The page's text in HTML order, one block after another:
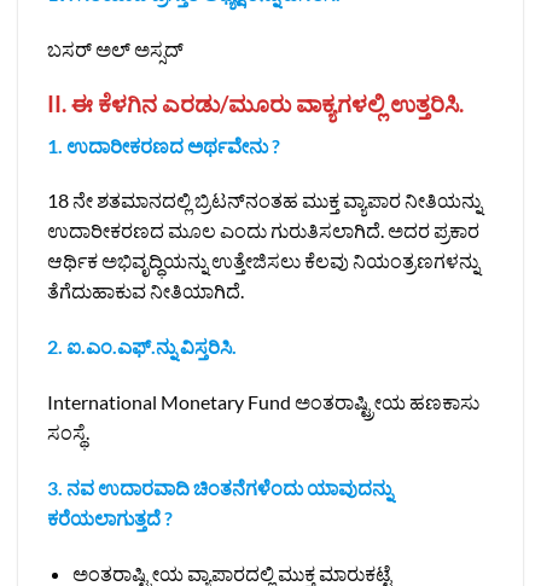
ಬಸರ್‌ ಅಲ್‌ ಅಸ್ಸದ್
II. ಈ ಕೆಳಗಿನ ಎರಡು/ಮೂರು ವಾಕ್ಯಗಳಲ್ಲಿ ಉತ್ತರಿಸಿ.
1. ಉದಾರೀಕರಣದ ಅರ್ಥವೇನು ?
18 ನೇ ಶತಮಾನದಲ್ಲಿ ಬ್ರಿಟನ್‌ನಂತಹ ಮುಕ್ತ ವ್ಯಾಪಾರ ನೀತಿಯನ್ನು
ಉದಾರೀಕರಣದ ಮೂಲ ಎಂದು ಗುರುತಿಸಲಾಗಿದೆ. ಅದರ ಪ್ರಕಾರ
ಆರ್ಥಿಕ ಅಭಿವೃದ್ಧಿಯನ್ನು ಉತ್ತೇಜಿಸಲು ಕೆಲವು ನಿಯಂತ್ರಣಗಳನ್ನು
ತೆಗೆದುಹಾಕುವ ನೀತಿಯಾಗಿದೆ.
2. ಐ.ಎಂ.ಎಫ್.ನ್ನು ವಿಸ್ತರಿಸಿ.
International Monetary Fund ಅಂತರಾಷ್ಟ್ರೀಯ ಹಣಕಾಸು
ಸಂಸ್ಥೆ.
3. ನವ ಉದಾರವಾದಿ ಚಿಂತನೆಗಳೆಂದು ಯಾವುದನ್ನು
ಕರೆಯಲಾಗುತ್ತದೆ ?
ಅಂತರಾಷ್ಟ್ರೀಯ ವ್ಯಾಪಾರದಲ್ಲಿ ಮುಕ್ತ ಮಾರುಕಟ್ಟೆ